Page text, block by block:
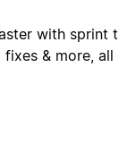
with sprint
fixes & more, all